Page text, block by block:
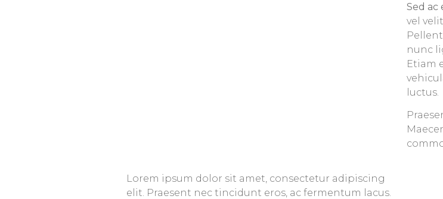
Sed ac
vel
nunc
Etiam
luctus.
Lorem ipsum dolor sit amet, consectetur adipiscing
elit. Praesent nec tincidunt eros, ac fermentum lacus.